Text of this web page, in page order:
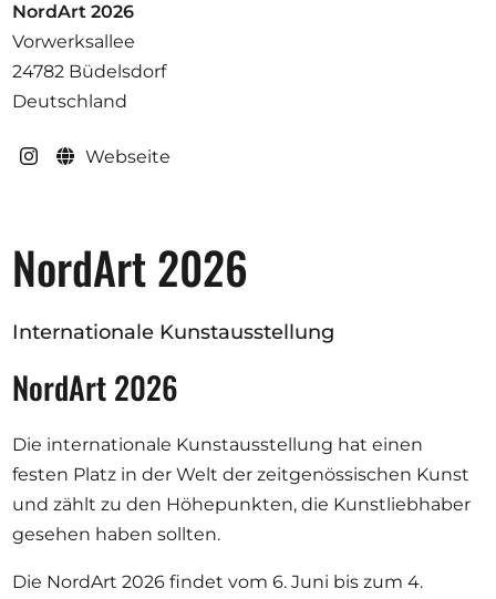
Ausschreibungen
Mitglied werden
Spenden
Help
Kontakt
NordArt 2026
Vorwerksallee
24782 Büdelsdorf
Deutschland
Webseite
NordArt 2026
Internationale Kunstausstellung
NordArt 2026
Die internationale Kunstausstellung hat einen
festen Platz in der Welt der zeitgenössischen Kunst
und zählt zu den Höhepunkten, die Kunstliebhaber
gesehen haben sollten.
Die NordArt 2026 findet vom 6. Juni bis zum 4.